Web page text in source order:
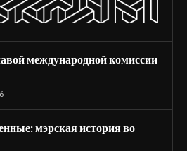
международной комиссии
мэрская история во